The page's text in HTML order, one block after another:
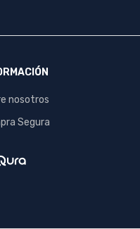
nosotros
Segura